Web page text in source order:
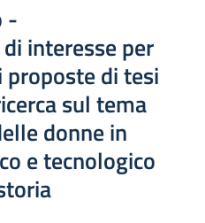
-
interesse per
proposte di tesi
sul tema
donne in
e tecnologico